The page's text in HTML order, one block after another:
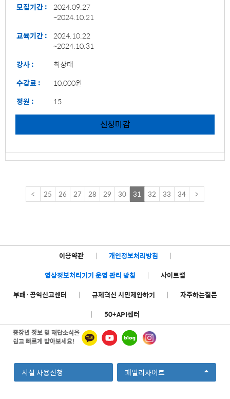
모집기간 : 2024.09.27
~2024.10.21
교육기간 : 2024.10.22
~2024.10.31
강사 :
최상태
수강료 :
10,000원
정원 :
15
신청마감
< 25 26 27 28 29 30 31 32 33 34 >
이용약관 | 개인정보처리방침
|
영상정보처리기기 운영 관리 방침
|
사이트맵
부패·공익신고센터
| 규제혁신 시민제안하기 |
자주하는질문
|
50+API센터
중장년 정보 및 재단소식을
쉽고 빠르게 받아보세요!
시설 사용신청 패밀리사이트선
택